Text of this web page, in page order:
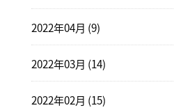
2022年04月 (9)
2022年03月 (14)
2022年02月 (15)